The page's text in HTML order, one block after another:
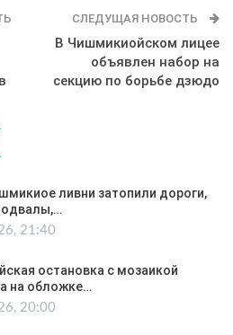
СЛЕДУЩАЯ НОВОСТЬ
В Чишмикиойском лицее
объявлен набор на
секцию по борьбе дзюдо
ливни затопили дороги,
21:40
остановка с мозаикой
на обложке…
20:00